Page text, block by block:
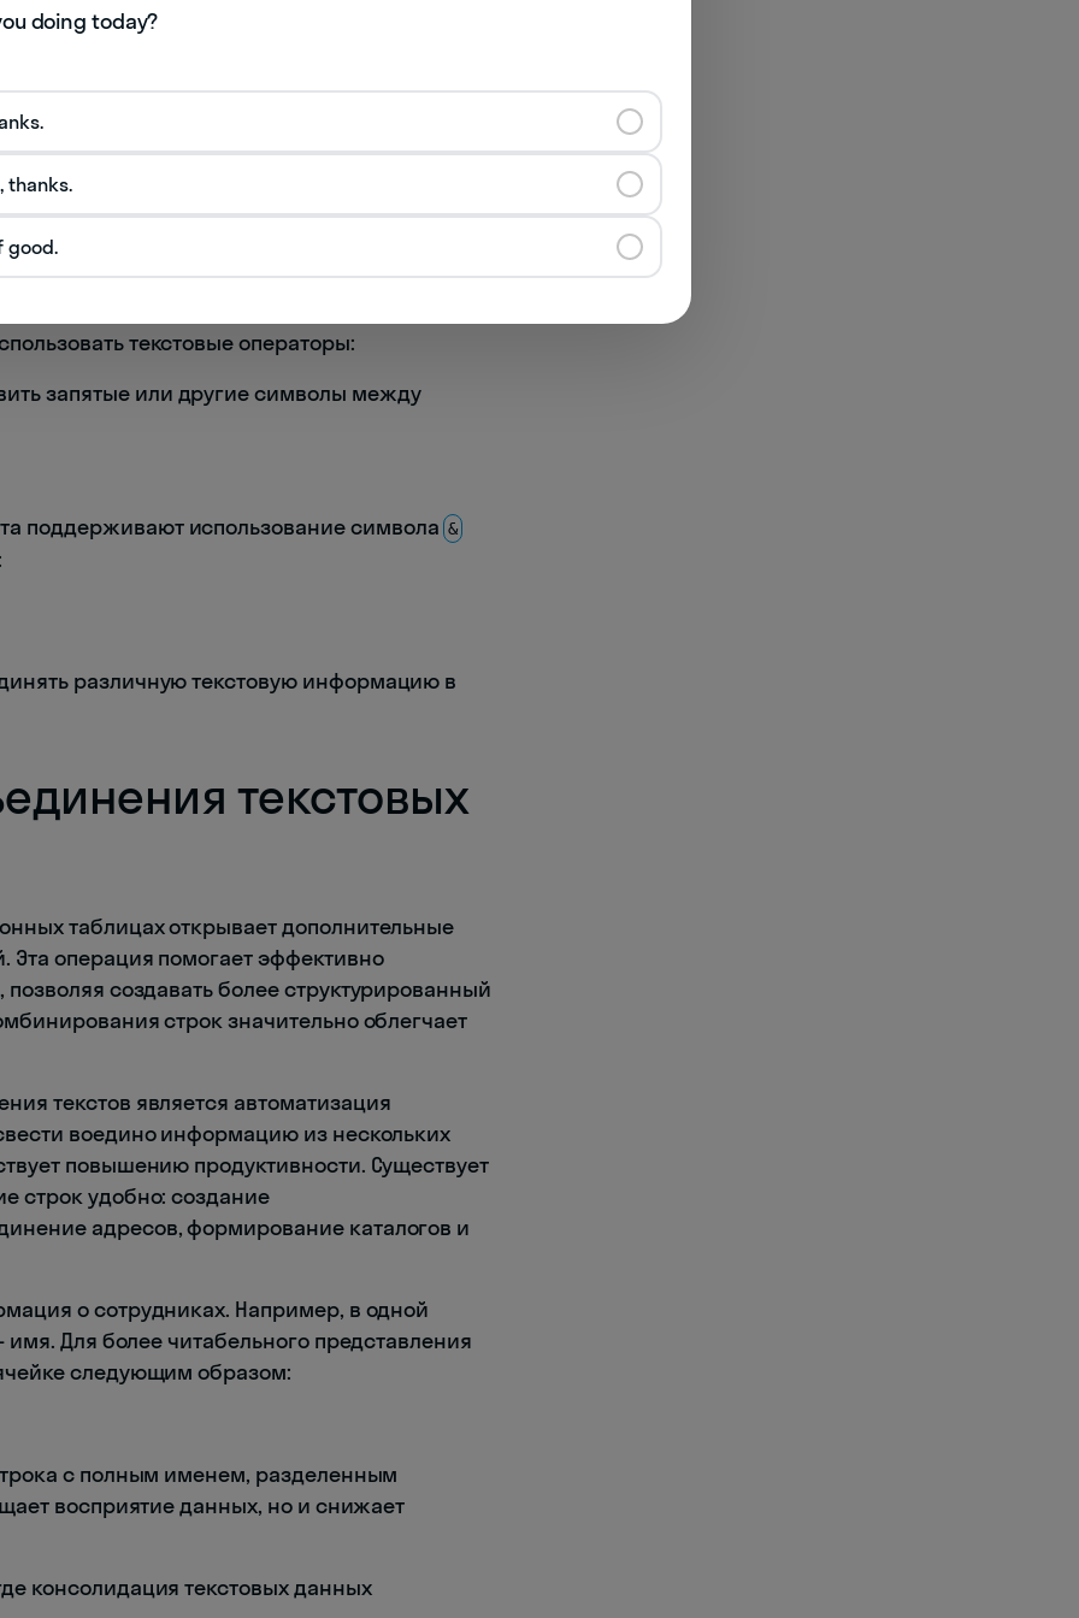
ячейке.
текстов из ячеек:
будет объединено в одну строку,
текстовые операторы:
запятые или другие символы между
поддерживают использование символа &
различную текстовую информацию в
текстовых
таблицах открывает дополнительные
операция помогает эффективно
создавать более структурированный
строк значительно облегчает
текстов является автоматизация
воедино информацию из нескольких
повышению продуктивности. Существует
строк удобно: создание
адресов, формирование каталогов и
о сотрудниках. Например, в одной
Для более читабельного представления
следующим образом:
с полным именем, разделенным
восприятие данных, но и снижает
консолидация текстовых данных
thanks.
good.